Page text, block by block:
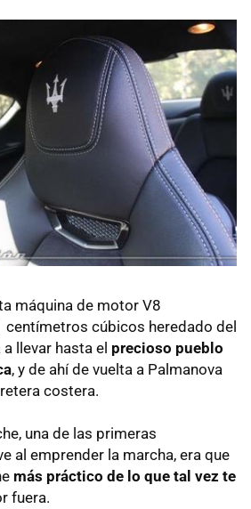
máquina de motor V8
cúbicos heredado del
llevar hasta el precioso pueblo
, y de ahí de vuelta a Palmanova
costera.
una de las primeras
al emprender la marcha, era que
más práctico de lo que tal vez te
fuera.